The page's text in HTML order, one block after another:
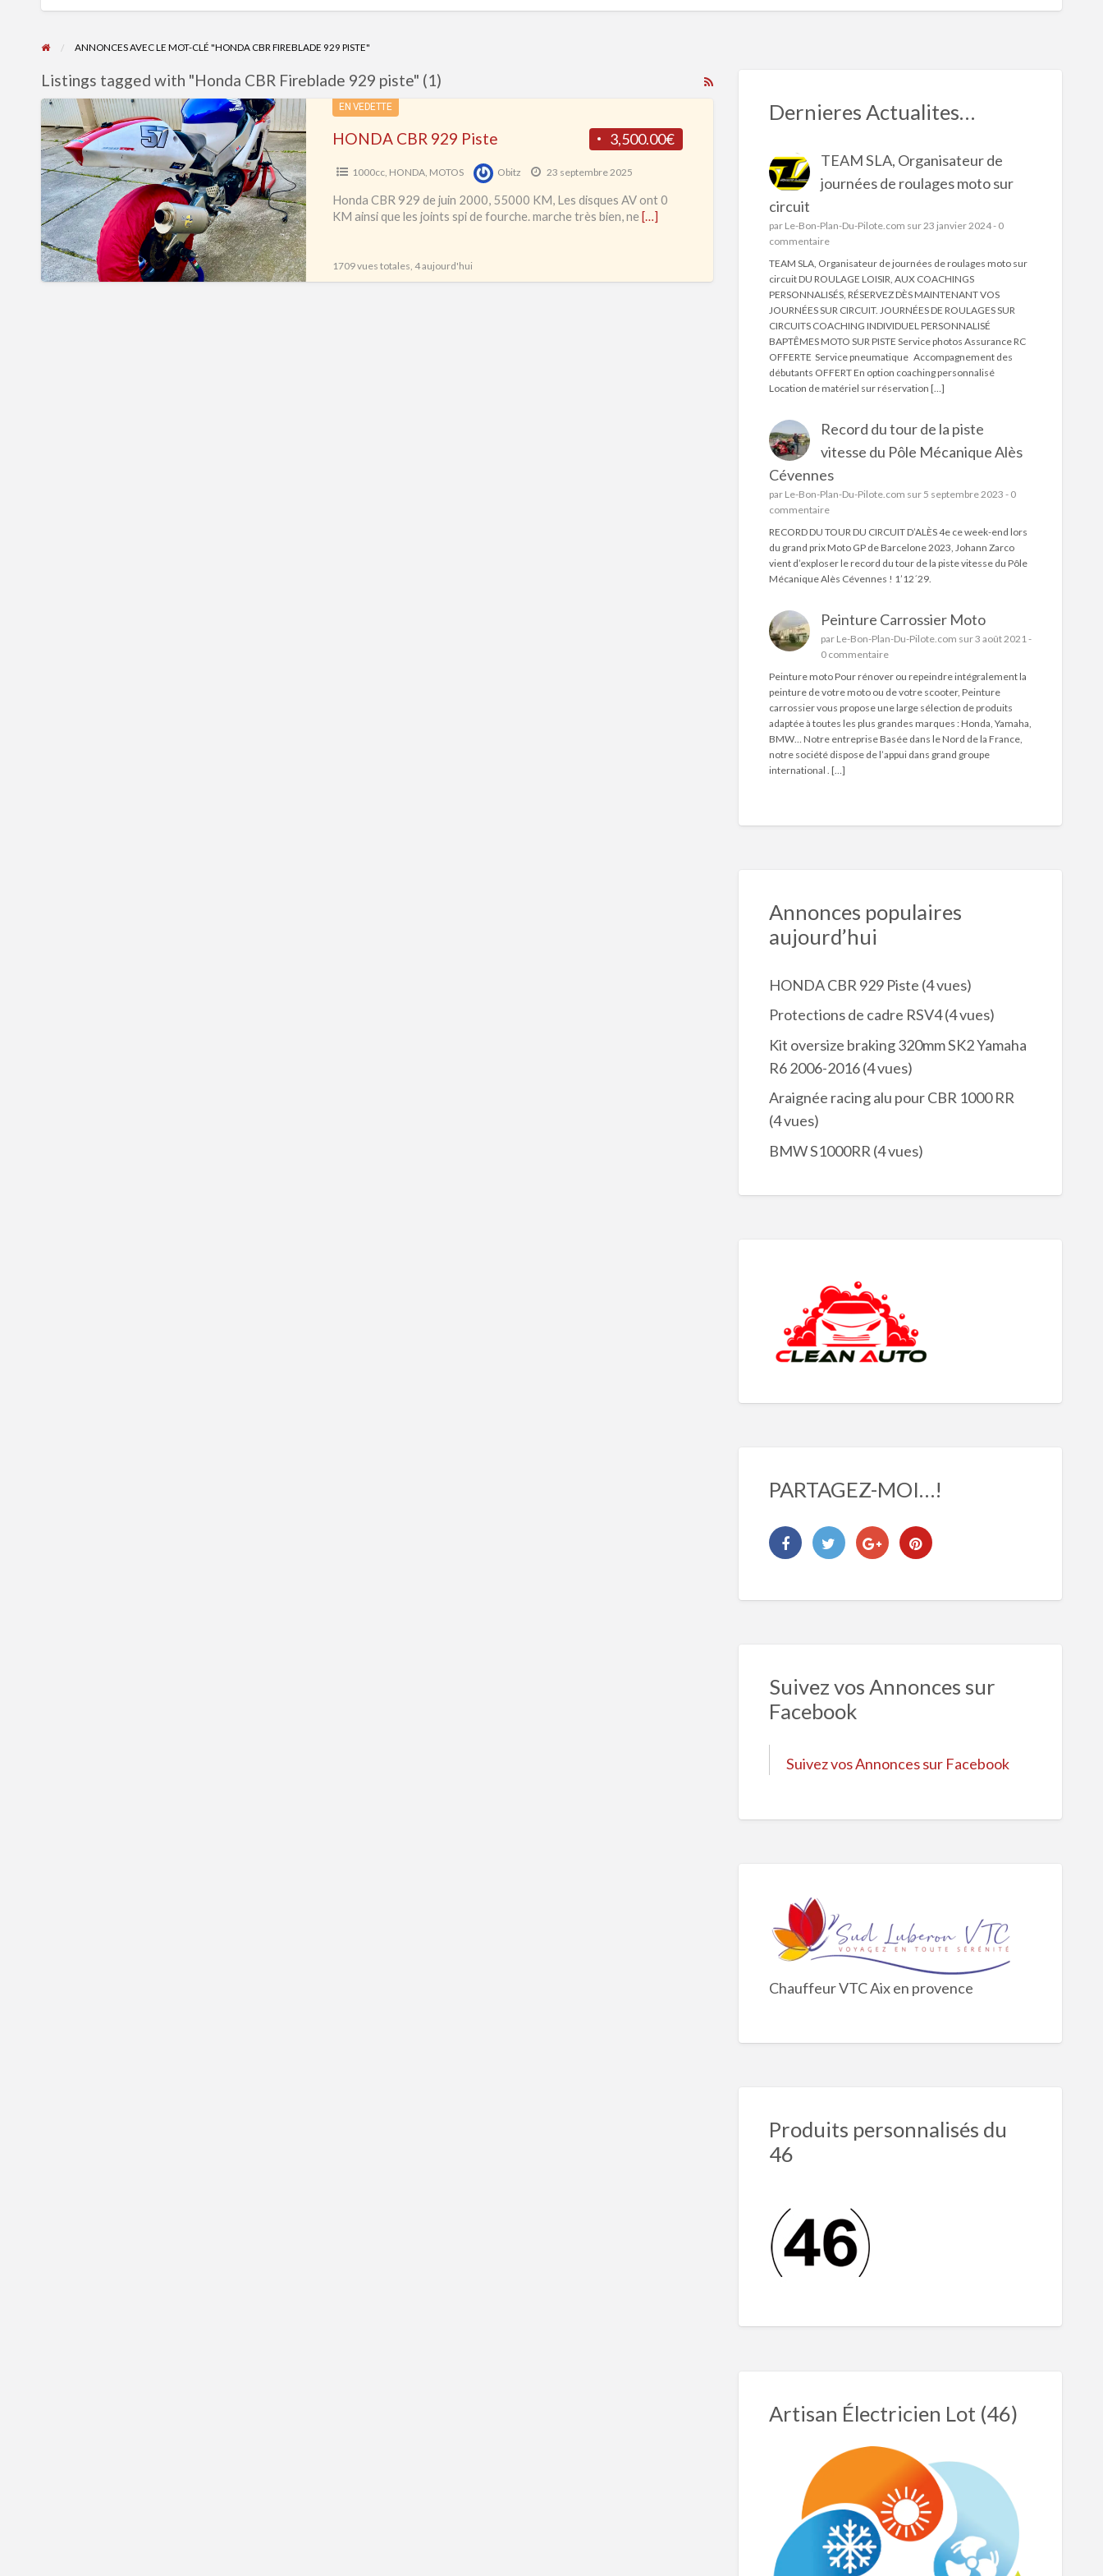
ANNONCES AVEC LE MOT-CLÉ "HONDA CBR FIREBLADE 929 PISTE"
RSS
Fireblade
piste
Listings tagged with "Honda CBR Fireblade 929 piste" (1)
HONDA
CBR
929
Piste
EN VEDETTE
3,500.00€
HONDA CBR 929 Piste
1000cc, HONDA, MOTOS Obitz 23 septembre 2025
Honda CBR 929 de juin 2000, 55000 KM, Les disques AV ont 0
KM ainsi que les joints spi de fourche. marche très bien, ne […]
1709 vues totales, 4 aujourd'hui
Dernieres Actualites…
TEAM SLA, Organisateur de
journées de roulages moto sur
circuit
par Le-Bon-Plan-Du-Pilote.com sur 23 janvier 2024 - 0
commentaire
TEAM SLA, Organisateur de journées de roulages moto sur
circuit DU ROULAGE LOISIR, AUX COACHINGS
PERSONNALISÉS, RÉSERVEZ DÈS MAINTENANT VOS
JOURNÉES SUR CIRCUIT. JOURNÉES DE ROULAGES SUR
CIRCUITS COACHING INDIVIDUEL PERSONNALISÉ
BAPTÊMES MOTO SUR PISTE Service photos Assurance RC
OFFERTE Service pneumatique Accompagnement des
débutants OFFERT En option coaching personnalisé
Location de matériel sur réservation […]
Record du tour de la piste
vitesse du Pôle Mécanique Alès
Cévennes
par Le-Bon-Plan-Du-Pilote.com sur 5 septembre 2023 - 0
commentaire
RECORD DU TOUR DU CIRCUIT D’ALÈS 4e ce week-end lors
du grand prix Moto GP de Barcelone 2023, Johann Zarco
vient d’exploser le record du tour de la piste vitesse du Pôle
Mécanique Alès Cévennes ! 1’12´29.
Peinture Carrossier Moto
par Le-Bon-Plan-Du-Pilote.com sur 3 août 2021 -
0 commentaire
Peinture moto Pour rénover ou repeindre intégralement la
peinture de votre moto ou de votre scooter, Peinture
carrossier vous propose une large sélection de produits
adaptée à toutes les plus grandes marques : Honda, Yamaha,
BMW… Notre entreprise Basée dans le Nord de la France,
notre société dispose de l’appui dans grand groupe
international . […]
Annonces populaires
aujourd’hui
HONDA CBR 929 Piste (4 vues)
Protections de cadre RSV4(4 vues)
Kit oversize braking 320mm SK2 Yamaha
R6 2006-2016(4 vues)
Araignée racing alu pour CBR 1000 RR
(4 vues)
BMW S1000RR (4 vues)
PARTAGEZ-MOI…!
Suivez vos Annonces sur
Facebook
Suivez vos Annonces sur Facebook
Chauffeur VTC Aix en provence
Produits personnalisés du
46
Artisan Électricien Lot (46)